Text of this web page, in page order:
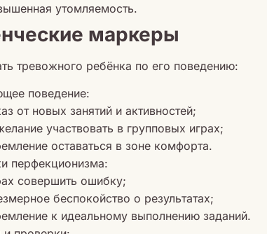
утомляемость.
маркеры
тревожного ребёнка по его поведению:
поведение:
от новых занятий и активностей;
участвовать в групповых играх;
оставаться в зоне комфорта.
перфекционизма:
совершить ошибку;
беспокойство о результатах;
к идеальному выполнению заданий.